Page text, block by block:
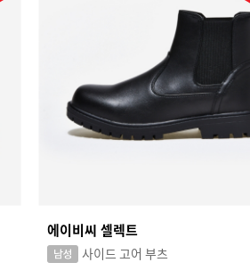
에이비씨 셀렉트
사이드 고어 부츠